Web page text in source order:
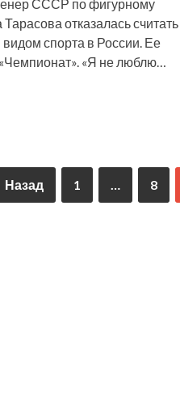
СССР по фигурному
отказалась считать
спорта в России. Ее
«Я не люблю…
Назад 1 … 8